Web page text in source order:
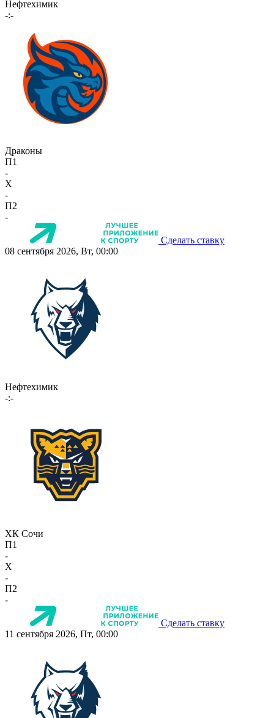
Нефтехимик
-:-
Драконы
П1
-
X
-
П2
-
Сделать ставку
08 сентября 2026, Вт, 00:00
Нефтехимик
-:-
ХК Сочи
П1
-
X
-
П2
-
Сделать ставку
11 сентября 2026, Пт, 00:00